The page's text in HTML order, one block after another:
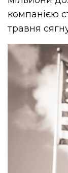
компанією
травня